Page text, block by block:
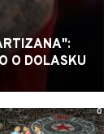
O DOLASKU
0